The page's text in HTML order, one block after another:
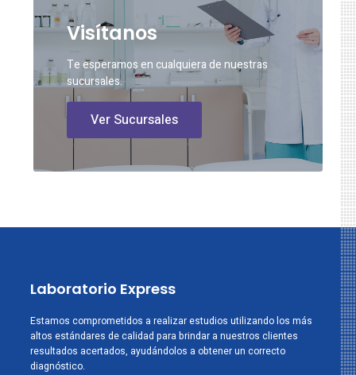
Visítanos
Te esperamos en cualquiera de nuestras
sucursales.
Ver Sucursales
Laboratorio Express
Estamos comprometidos a realizar estudios utilizando los más
altos estándares de calidad para brindar a nuestros clientes
resultados acertados, ayudándolos a obtener un correcto
diagnóstico.